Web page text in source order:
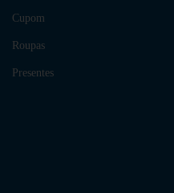
Cupom
Roupas
Presentes